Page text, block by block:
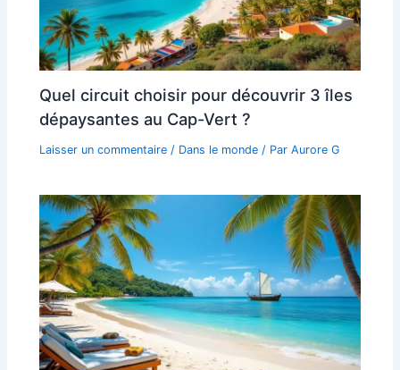
Quel circuit choisir pour découvrir 3 îles
dépaysantes au Cap-Vert ?
Laisser un commentaire / Dans le monde / ParAurore G